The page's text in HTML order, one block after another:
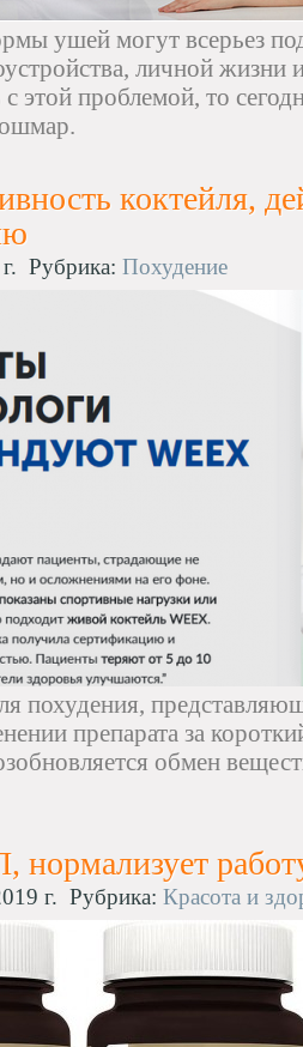
ушей могут всерьез
личной
этой проблемой, то
коктейля,
Рубрика: Похудение
похудения,
препарата за
обмен
г. Рубрика: Красота и